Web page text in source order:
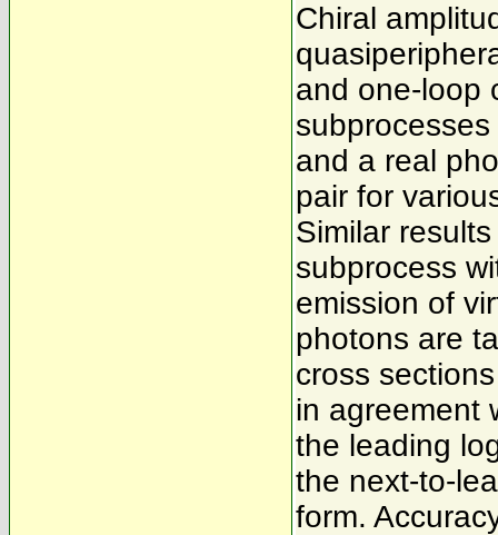
Chiral
and one-loop
and a real
pair for
Similar
subprocess
emission of
photons are
cross
in agreement
the leading
the next-to-
form.